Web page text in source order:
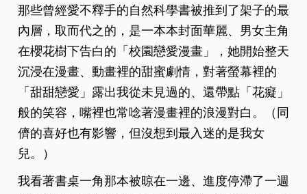
那些曾經愛不釋手的自然科學書被推到了架子的最
內層，取而代之的，是一本本封面華麗、男女主角
在櫻花樹下告白的「校園戀愛漫畫」，她開始整天
沉浸在漫畫、動畫裡的甜蜜劇情，對著螢幕裡的
「甜甜戀愛」露出我從未見過的、還帶點「花癡」
般的笑容，嘴裡也常唸著漫畫裡的浪漫對白。（同
儕的喜好也有影響，但沒想到最入迷的是我女
兒。）
我看著書桌一角那本被晾在一邊、進度停滯了一週